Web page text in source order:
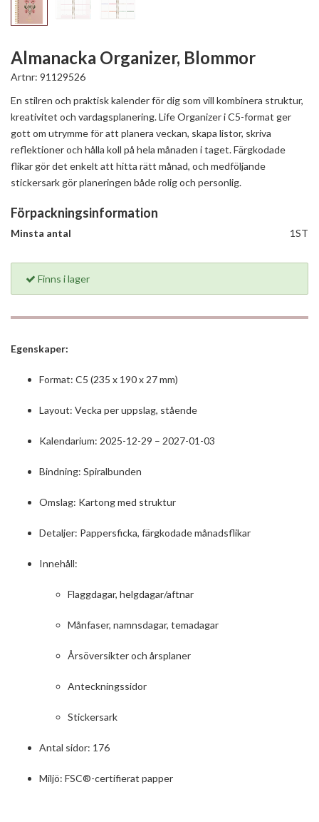
Almanacka Organizer, Blommor
Artnr: 91129526
En stilren och praktisk kalender för dig som vill kombinera struktur,
kreativitet och vardagsplanering. Life Organizer i C5-format ger
gott om utrymme för att planera veckan, skapa listor, skriva
reflektioner och hålla koll på hela månaden i taget. Färgkodade
flikar gör det enkelt att hitta rätt månad, och medföljande
stickersark gör planeringen både rolig och personlig.
Förpackningsinformation
Minsta antal 1ST
Finns i lager
Egenskaper:
Format: C5 (235 x 190 x 27 mm)
Layout: Vecka per uppslag, stående
Kalendarium: 2025-12-29 – 2027-01-03
Bindning: Spiralbunden
Omslag: Kartong med struktur
Detaljer: Pappersficka, färgkodade månadsflikar
Innehåll:
Flaggdagar, helgdagar/aftnar
Månfaser, namnsdagar, temadagar
Årsöversikter och årsplaner
Anteckningssidor
Stickersark
Antal sidor: 176
Miljö: FSC®-certifierat papper